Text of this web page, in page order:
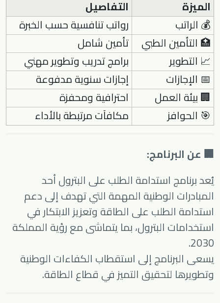
الميزة
التفاصيل
💰 الراتب
رواتب تنافسية حسب الخبرة
🏥 التأمين الطبي
تأمين شامل
📈 التطوير
برامج تدريب وتطوير مهني
📅 الإجازات
إجازات سنوية مدفوعة
🏢 بيئة العمل
احترافية ومحفزة
🎯 الحوافز
مكافآت مرتبطة بالأداء
🏢 عن البرنامج:
يُعد برنامج استدامة الطلب على البترول أحد
المبادرات الوطنية المهمة التي تهدف إلى دعم
استدامة الطلب على الطاقة وتعزيز الابتكار في
استخدامات البترول، بما يتماشى مع رؤية المملكة
2030.
يسعى البرنامج إلى استقطاب الكفاءات الوطنية
وتطويرها لتحقيق التميز في قطاع الطاقة.